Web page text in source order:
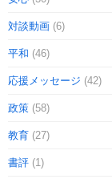
対談動画 (6)
平和 (46)
応援メッセージ (42)
政策 (58)
教育 (27)
書評 (1)